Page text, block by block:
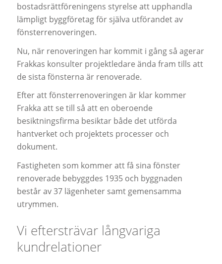
bostadsrättföreningens styrelse att upphandla
lämpligt byggföretag för själva utförandet av
fönsterrenoveringen.
Nu, när renoveringen har kommit i gång så agerar
Frakkas konsulter projektledare ända fram tills att
de sista fönsterna är renoverade.
Efter att fönsterrenoveringen är klar kommer
Frakka att se till så att en oberoende
besiktningsfirma besiktar både det utförda
hantverket och projektets processer och
dokument.
Fastigheten som kommer att få sina fönster
renoverade bebyggdes 1935 och byggnaden
består av 37 lägenheter samt gemensamma
utrymmen.
Vi eftersträvar långvariga
kundrelationer